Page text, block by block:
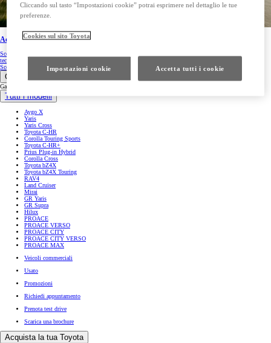
Accessori
Scopri gli accessori e gli optional che puoi acquistare per la tua auto: Toyota ti offre il massimo della
tecnologia e personalizzazione.
Scopri di più
Gamma
Gamma
Tutti i modelli
Aygo X
Yaris
Yaris Cross
Toyota C-HR
Corolla Touring Sports
Toyota C-HR+
Prius Plug-in Hybrid
Corolla Cross
Toyota bZ4X
Toyota bZ4X Touring
RAV4
Land Cruiser
Mirai
GR Yaris
GR Supra
Hilux
PROACE
PROACE VERSO
PROACE CITY
PROACE CITY VERSO
PROACE MAX
Veicoli commerciali
Usato
Promozioni
Richiedi appuntamento
Prenota test drive
Scarica una brochure
Acquista la tua Toyota
Cliccando sul tasto “Impostazioni cookie” potrai esprimere nel dettaglio le tue
preferenze.
Cookies sul sito Toyota
Impostazioni cookie Accetta tutti i cookie